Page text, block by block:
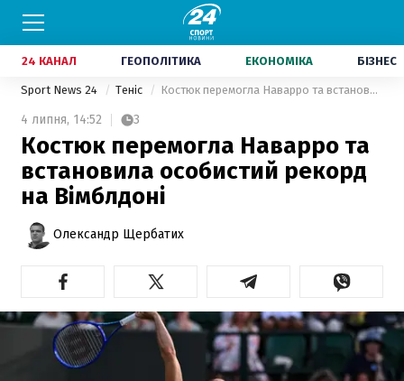
24 КАНАЛ ГЕОПОЛІТИКА ЕКОНОМІКА БІЗНЕС
Sport News 24 Теніс Костюк перемогла Наварро та встановила особистий рекорд на Вімблдоні
4 липня, 14:52 3
Костюк перемогла Наварро та
встановила особистий рекорд
на Вімблдоні
Олександр Щербатих